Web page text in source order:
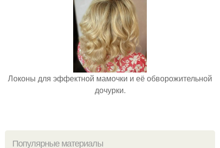
Локоны для эффектной мамочки и её обворожительной
дочурки.
Популярные материалы